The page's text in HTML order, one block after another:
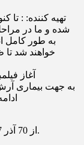
شده و ما در
آغاز فیلمبرداری از 70
به جهت بیماری
از 70 آذر 97 و در 70 بخش ۴۵ دقیقه ای در شبکه دو سیما.